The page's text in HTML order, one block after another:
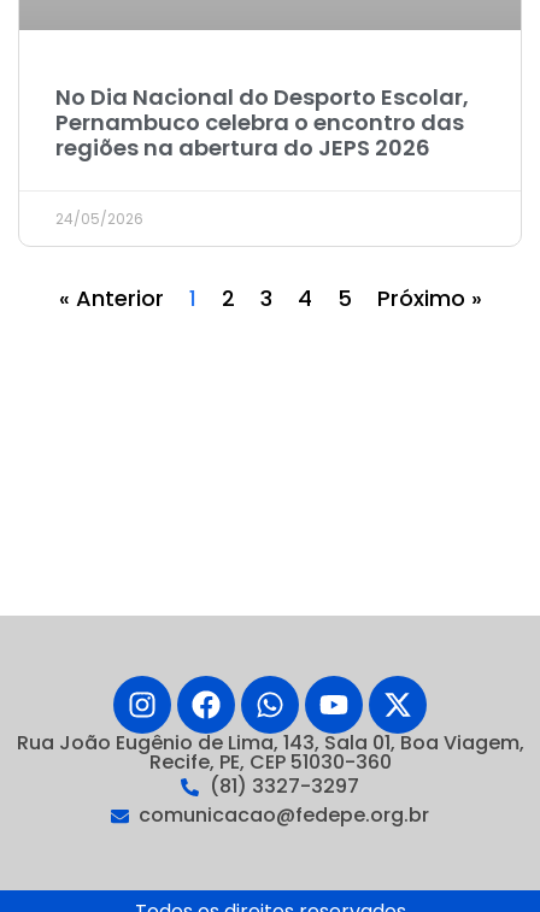
No Dia Nacional do Desporto Escolar,
Pernambuco celebra o encontro das
regiões na abertura do JEPS 2026
24/05/2026
« Anterior 1 2 3 4 5 Próximo »
Rua João Eugênio de Lima, 143, Sala 01, Boa Viagem,
Recife, PE, CEP 51030-360
(81) 3327-3297
comunicacao@fedepe.org.br